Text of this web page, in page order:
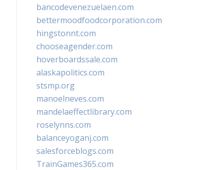
bancodevenezuelaen.com
bettermoodfoodcorporation.com
hingstonnt.com
chooseagender.com
hoverboardssale.com
alaskapolitics.com
stsmp.org
manoelneves.com
mandelaeffectlibrary.com
roselynns.com
balanceyoganj.com
salesforceblogs.com
TrainGames365.com